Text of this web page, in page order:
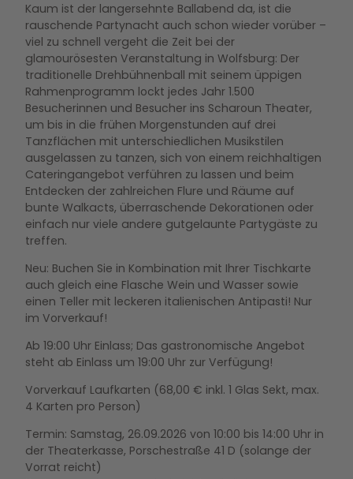
Kaum ist der langersehnte Ballabend da, ist die
rauschende Partynacht auch schon wieder vorüber –
viel zu schnell vergeht die Zeit bei der
glamourösesten Veranstaltung in Wolfsburg: Der
traditionelle Drehbühnenball mit seinem üppigen
Rahmenprogramm lockt jedes Jahr 1.500
Besucherinnen und Besucher ins Scharoun Theater,
um bis in die frühen Morgenstunden auf drei
Tanzflächen mit unterschiedlichen Musikstilen
ausgelassen zu tanzen, sich von einem reichhaltigen
Cateringangebot verführen zu lassen und beim
Entdecken der zahlreichen Flure und Räume auf
bunte Walkacts, überraschende Dekorationen oder
einfach nur viele andere gutgelaunte Partygäste zu
treffen.
Neu: Buchen Sie in Kombination mit Ihrer Tischkarte
auch gleich eine Flasche Wein und Wasser sowie
einen Teller mit leckeren italienischen Antipasti! Nur
im Vorverkauf!
Ab 19:00 Uhr Einlass; Das gastronomische Angebot
steht ab Einlass um 19:00 Uhr zur Verfügung!
Vorverkauf Laufkarten (68,00 € inkl. 1 Glas Sekt, max.
4 Karten pro Person)
Termin: Samstag, 26.09.2026 von 10:00 bis 14:00 Uhr in
der Theaterkasse, Porschestraße 41 D (solange der
Vorrat reicht)